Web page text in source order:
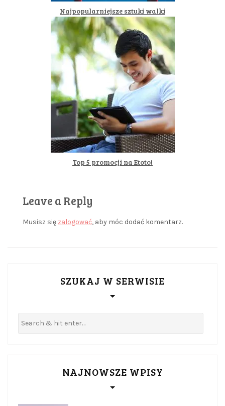
Najpopularniejsze sztuki walki
Top 5 promocji na Etoto!
Leave a Reply
Musisz się zalogować, aby móc dodać komentarz.
SZUKAJ W SERWISIE
NAJNOWSZE WPISY